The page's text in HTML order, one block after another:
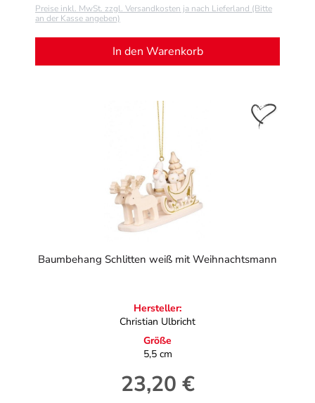
Preise inkl. MwSt. zzgl. Versandkosten ja nach Lieferland (Bitte
an der Kasse angeben)
In den Warenkorb
Baumbehang Schlitten weiß mit Weihnachtsmann
Hersteller:
Christian Ulbricht
Größe
5,5 cm
Regulärer Preis:
23,20 €